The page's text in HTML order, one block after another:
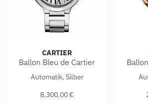
CARTIER
Ballon Bleu de Cartier
Cartier Ballon Bleu de Cartier, Ref:
Automatik, Silber
8.300,00 €
Cartier